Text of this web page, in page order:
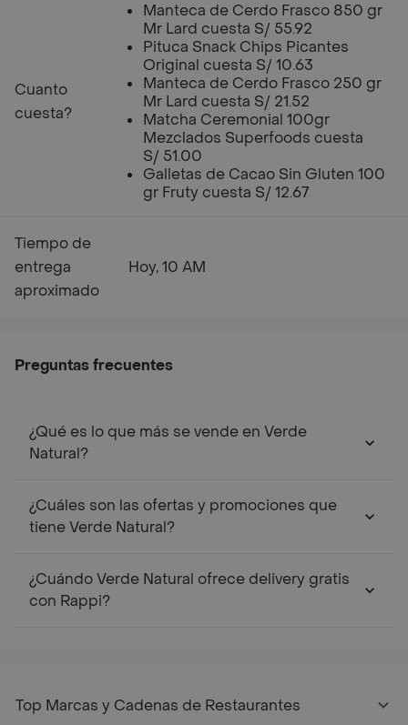
Cuanto
cuesta?
Manteca de Cerdo Frasco 850 gr
Mr Lard cuesta S/ 55.92
Pituca Snack Chips Picantes
Original cuesta S/ 10.63
Manteca de Cerdo Frasco 250 gr
Mr Lard cuesta S/ 21.52
Matcha Ceremonial 100gr
Mezclados Superfoods cuesta
S/ 51.00
Galletas de Cacao Sin Gluten 100
gr Fruty cuesta S/ 12.67
Tiempo de
entrega
aproximado
Hoy, 10 AM
Preguntas frecuentes
¿Qué es lo que más se vende en Verde
Natural?
¿Cuáles son las ofertas y promociones que
tiene Verde Natural?
¿Cuándo Verde Natural ofrece delivery gratis
con Rappi?
Top Marcas y Cadenas de Restaurantes